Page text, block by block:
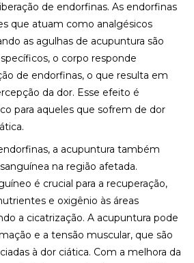
de endorfinas. As endorfinas
que atuam como analgésicos
as agulhas de acupuntura são
o corpo responde
de endorfinas, o que resulta em
da dor. Esse efeito é
para aqueles que sofrem de dor
a acupuntura também
na região afetada.
é crucial para a recuperação,
e oxigênio às áreas
a cicatrização. A acupuntura pode
e a tensão muscular, que são
à dor ciática. Com a melhora da
SAÚDE
DE DISCO